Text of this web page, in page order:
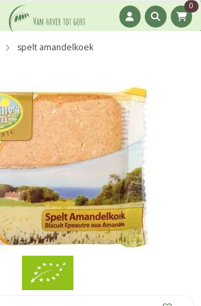
0
spelt amandelkoek